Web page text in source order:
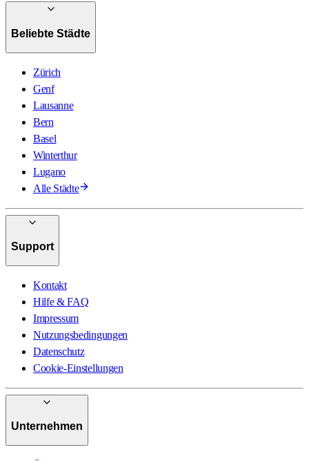
Beliebte Städte
Zürich
Genf
Lausanne
Bern
Basel
Winterthur
Lugano
Alle Städte
Support
Kontakt
Hilfe & FAQ
Impressum
Nutzungsbedingungen
Datenschutz
Cookie-Einstellungen
Unternehmen